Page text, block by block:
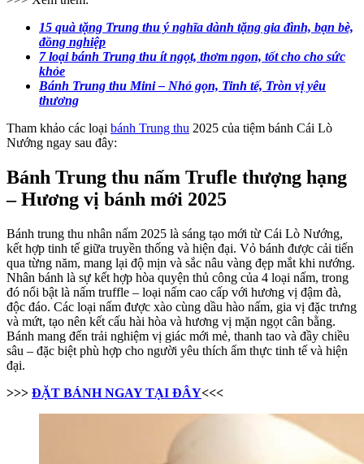
15 quà tặng Trung thu ý nghĩa dành tặng gia đình, bạn bè,
đồng nghiệp
7 loại bánh Trung thu ít ngọt, thơm ngon, tốt cho cho sức
khỏe
Bánh Trung thu Mini – Nhỏ gọn, Tinh tế, Tròn vị yêu
thương
Tham khảo các loại bánh Trung thu 2025 của tiệm bánh Cái Lò
Nướng ngay sau đây:
Bánh Trung thu nấm Trufle thượng hạng
– Hương vị bánh mới 2025
Bánh trung thu nhân nấm 2025 là sáng tạo mới từ Cái Lò Nướng,
kết hợp tinh tế giữa truyền thống và hiện đại. Vỏ bánh được cải tiến
qua từng năm, mang lại độ mịn và sắc nâu vàng đẹp mắt khi nướng.
Nhân bánh là sự kết hợp hòa quyện thủ công của 4 loại nấm, trong
đó nổi bật là nấm truffle – loại nấm cao cấp với hương vị đậm đà,
độc đáo. Các loại nấm được xào cùng dầu hào nấm, gia vị đặc trưng
và mứt, tạo nên kết cấu hài hòa và hương vị mặn ngọt cân bằng.
Bánh mang đến trải nghiệm vị giác mới mẻ, thanh tao và đầy chiều
sâu – đặc biệt phù hợp cho người yêu thích ẩm thực tinh tế và hiện
đại.
>>> ĐẶT BÁNH NGAY TẠI ĐÂY<<<